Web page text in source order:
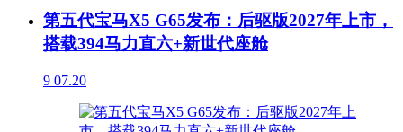
第五代宝马X5 G65发布：后驱版2027年上市，
搭载394马力直六+新世代座舱
9 07.20